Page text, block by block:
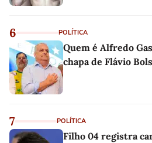
6 POLÍTICA
Quem é Alfredo
chapa de Flávio
7 POLÍTICA
Filho 04 registra